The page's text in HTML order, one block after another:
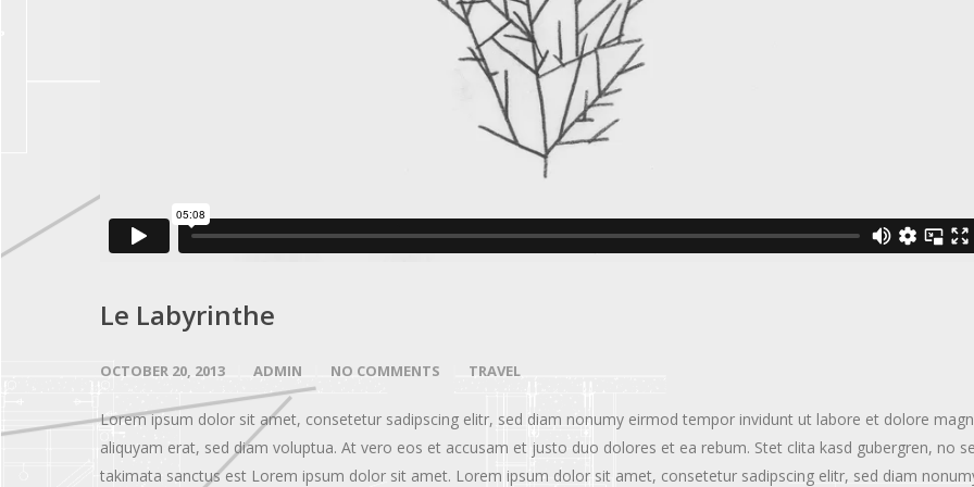
Le Labyrinthe
OCTOBER 20, 2013 ADMIN NO COMMENTS TRAVEL
Lorem ipsum dolor sit amet, consetetur sadipscing elitr, sed diam nonumy eirmod tempor invidunt ut labore et dolore
aliquyam erat, sed diam voluptua. At vero eos et accusam et justo duo dolores et ea rebum. Stet clita kasd gubergren, no
takimata sanctus est Lorem ipsum dolor sit amet. Lorem ipsum dolor sit amet, consetetur sadipscing elitr, sed diam